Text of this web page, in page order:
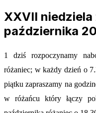
XXVII niedziela
października
1 dziś rozpoczynamy
różaniec; w każdy dzień o
piątku zapraszamy na
w różańcu który łączy